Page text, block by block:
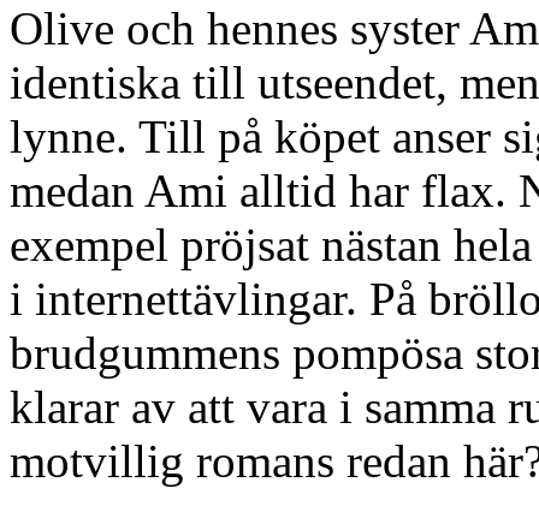
Olive och hennes syster
identiska till utseendet,
lynne. Till på köpet anser
medan Ami alltid har flax.
exempel pröjsat nästan
i internettävlingar. På
brudgummens pompösa
klarar av att vara i samma
motvillig romans redan